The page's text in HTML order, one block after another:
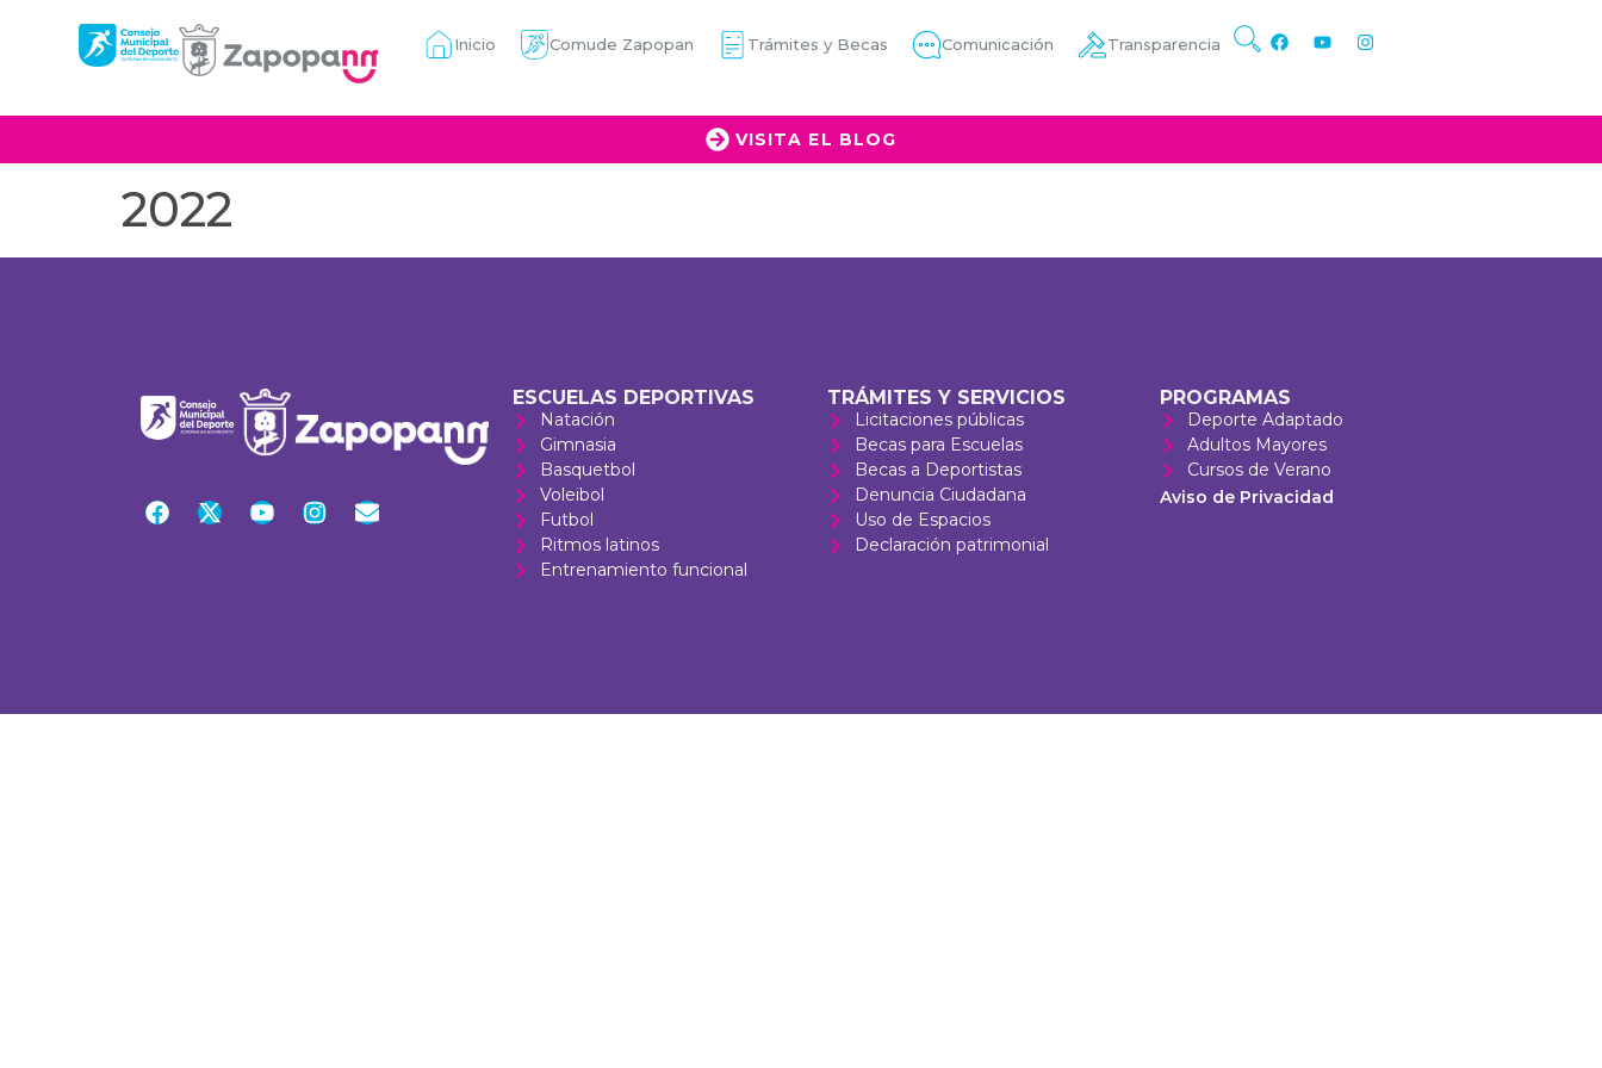
Inicio Comude Zapopan Trámites y Becas Comunicación Transparencia
VISITA EL BLOG
2022
ESCUELAS DEPORTIVAS
Natación
Gimnasia
Basquetbol
Voleibol
Futbol
Ritmos latinos
Entrenamiento funcional
TRÁMITES Y SERVICIOS
Licitaciones públicas
Becas para Escuelas
Becas a Deportistas
Denuncia Ciudadana
Uso de Espacios
Declaración patrimonial
PROGRAMAS
Deporte Adaptado
Adultos Mayores
Cursos de Verano
Aviso de Privacidad